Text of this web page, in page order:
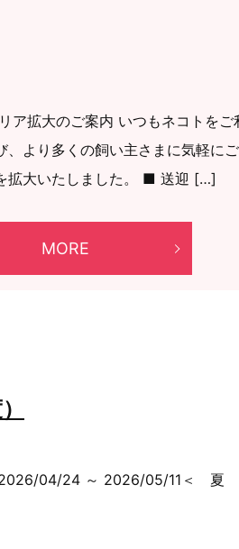
ア拡大のご案内 いつもネコトを
より多くの飼い主さまに気軽に
拡大いたしました。 ■ 送迎 […]
MORE
2026/04/24 ～ 2026/05/11＜ 夏